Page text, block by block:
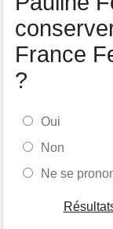
France
?
Oui
Non
Ne se